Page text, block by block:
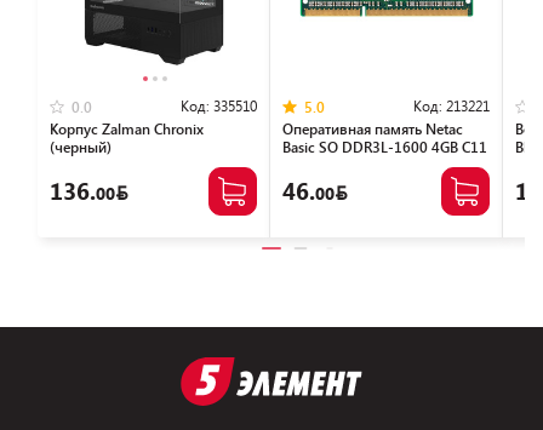
0.0 Код: 335510
Корпус Zalman Chronix
(черный)
136.00
5.0 Код: 213221
Оперативная память Netac
Basic SO DDR3L-1600 4GB C11
46.00